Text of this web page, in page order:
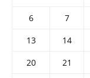
6
7
13
14
20
21